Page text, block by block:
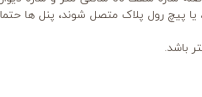
یا پیچ رول پلاک متصل شوند، پنل ها حتما